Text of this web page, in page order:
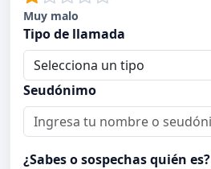
Muy malo
Tipo de llamada
Seudónimo
¿Sabes o sospechas quién es?